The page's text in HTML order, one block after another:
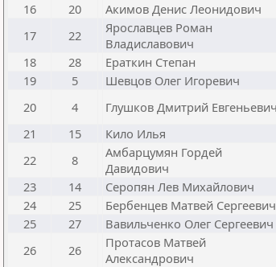
16
20 Акимов Денис Леонидович
17
22
Ярославцев Роман
Владиславович
18
28 Ераткин Степан
19
5 Шевцов Олег Игоревич
20
4 Глушков Дмитрий Евгеньевич
21
15 Кило Илья
22
8
Амбарцумян Гордей
Давидович
23
14 Серопян Лев Михайлович
24
25 Бербенцев Матвей Сергеевич
25
27 Вавильченко Олег Сергеевич
26
26
Протасов Матвей
Александрович